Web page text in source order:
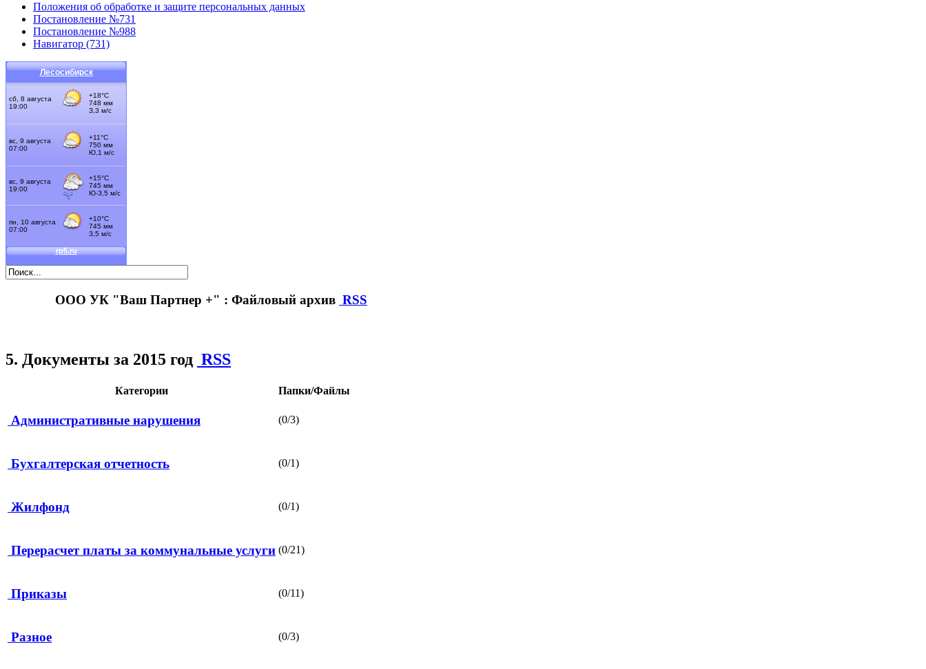
Положения об обработке и защите персональных данных
Постановление №731
Постановление №988
Навигатор (731)
Лесосибирск
ООО УК "Ваш Партнер +" : Файловый архив RSS
5. Документы за 2015 год RSS
Категории Папки/Файлы
Административные нарушения (0/3)
Бухгалтерская отчетность (0/1)
Жилфонд (0/1)
Перерасчет платы за коммунальные услуги (0/21)
Приказы (0/11)
Разное (0/3)